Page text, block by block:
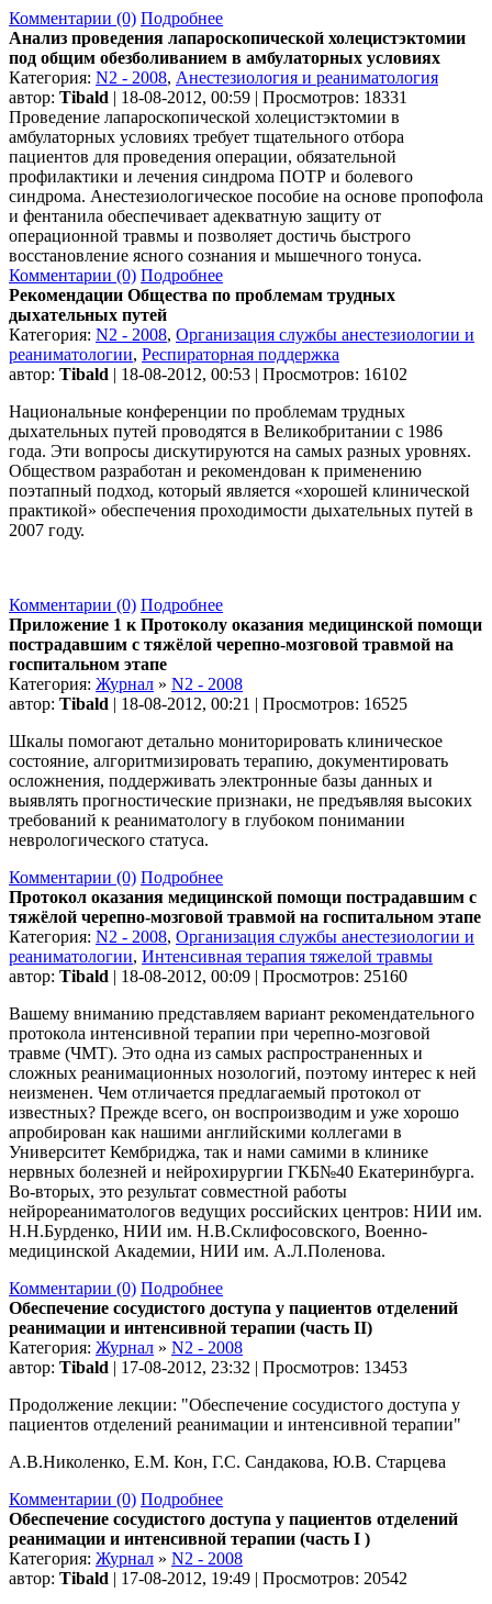
Комментарии (0) Подробнее
Анализ проведения лапароскопической холецистэктомии
под общим обезболиванием в амбулаторных условиях
Категория: N2 - 2008, Анестезиология и реаниматология
автор: Tibald | 18-08-2012, 00:59 | Просмотров: 18331
Проведение лапароскопической холецистэктомии в
амбулаторных условиях требует тщательного отбора
пациентов для проведения операции, обязательной
профилактики и лечения синдрома ПОТР и болевого
синдрома. Анестезиологическое пособие на основе пропофола
и фентанила обеспечивает адекватную защиту от
операционной травмы и позволяет достичь быстрого
восстановление ясного сознания и мышечного тонуса.
Комментарии (0) Подробнее
Рекомендации Общества по проблемам трудных
дыхательных путей
Категория: N2 - 2008, Организация службы анестезиологии и
реаниматологии, Респираторная поддержка
автор: Tibald | 18-08-2012, 00:53 | Просмотров: 16102
Национальные конференции по проблемам трудных
дыхательных путей проводятся в Великобритании с 1986
года. Эти вопросы дискутируются на самых разных уровнях.
Обществом разработан и рекомендован к применению
поэтапный подход, который является «хорошей клинической
практикой» обеспечения проходимости дыхательных путей в
2007 году.
Комментарии (0) Подробнее
Приложение 1 к Протоколу оказания медицинской помощи
пострадавшим с тяжёлой черепно-мозговой травмой на
госпитальном этапе
Категория: Журнал » N2 - 2008
автор: Tibald | 18-08-2012, 00:21 | Просмотров: 16525
Шкалы помогают детально мониторировать клиническое
состояние, алгоритмизировать терапию, документировать
осложнения, поддерживать электронные базы данных и
выявлять прогностические признаки, не предъявляя высоких
требований к реаниматологу в глубоком понимании
неврологического статуса.
Комментарии (0) Подробнее
Протокол оказания медицинской помощи пострадавшим с
тяжёлой черепно-мозговой травмой на госпитальном этапе
Категория: N2 - 2008, Организация службы анестезиологии и
реаниматологии, Интенсивная терапия тяжелой травмы
автор: Tibald | 18-08-2012, 00:09 | Просмотров: 25160
Вашему вниманию представляем вариант рекомендательного
протокола интенсивной терапии при черепно-мозговой
травме (ЧМТ). Это одна из самых распространенных и
сложных реанимационных нозологий, поэтому интерес к ней
неизменен. Чем отличается предлагаемый протокол от
известных? Прежде всего, он воспроизводим и уже хорошо
апробирован как нашими английскими коллегами в
Университет Кембриджа, так и нами самими в клинике
нервных болезней и нейрохирургии ГКБ№40 Екатеринбурга.
Во-вторых, это результат совместной работы
нейрореаниматологов ведущих российских центров: НИИ им.
Н.Н.Бурденко, НИИ им. Н.В.Склифосовского, Военно-
медицинской Академии, НИИ им. А.Л.Поленова.
Комментарии (0) Подробнее
Обеспечение сосудистого доступа у пациентов отделений
реанимации и интенсивной терапии (часть II)
Категория: Журнал » N2 - 2008
автор: Tibald | 17-08-2012, 23:32 | Просмотров: 13453
Продолжение лекции: "Обеспечение сосудистого доступа у
пациентов отделений реанимации и интенсивной терапии"
А.В.Николенко, Е.М. Кон, Г.С. Сандакова, Ю.В. Старцева
Комментарии (0) Подробнее
Обеспечение сосудистого доступа у пациентов отделений
реанимации и интенсивной терапии (часть I )
Категория: Журнал » N2 - 2008
автор: Tibald | 17-08-2012, 19:49 | Просмотров: 20542